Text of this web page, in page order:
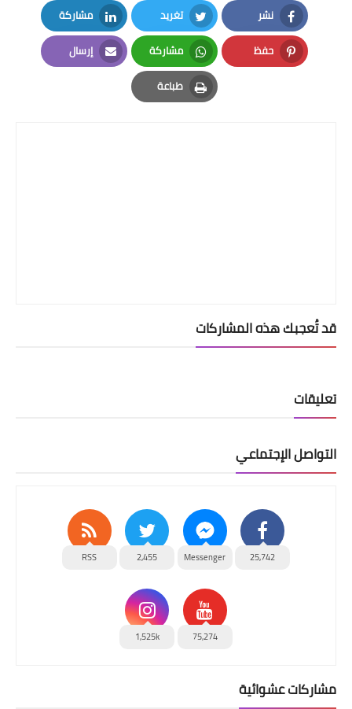
نشر
Facebook
تغريد
Twitter
مشاركة
LinkedIn
حفظ
Pinterest
مشاركة
Whatsapp
إرسال
Email
طباعة
Print
قد تُعجبك هذه المشاركات
تعليقات
التواصل الإجتماعي
25,742
Messenger
2,455
RSS
75,274
1,525k
مشاركات عشوائية